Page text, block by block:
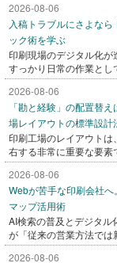
2026-08-06
入稿トラブルにさよな
ック術を学ぶ
印刷現場のデジタル化
すっかり日常の作業とし
2026-08-06
「勘と経験」の配置替
場レイアウトの標準設計
印刷工場のレイアウト
右する非常に重要な要素
2026-08-06
Webが苦手な印刷会社
マップ活用術
AI検索の普及とデジタル
が「従来の営業方法では
2026-08-06